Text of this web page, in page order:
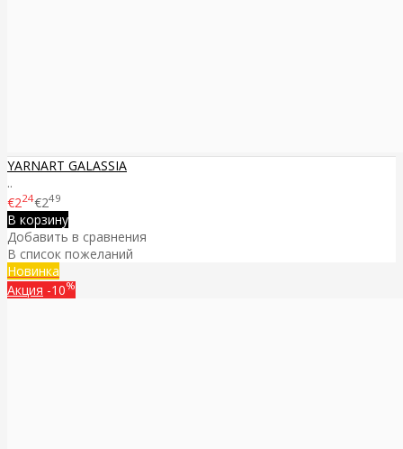
YARNART GALASSIA
..
€224€249
В корзину
Добавить в сравнения
В список пожеланий
Новинка
Акция -10%